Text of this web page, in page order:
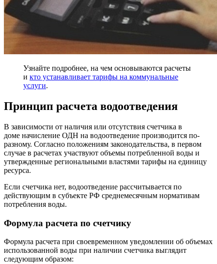
Узнайте подробнее, на чем основываются расчеты
и кто устанавливает тарифы на коммунальные
услуги.
Принцип расчета водоотведения
В зависимости от наличия или отсутствия счетчика в
доме начисление ОДН на водоотведение производится по-
разному. Согласно положениям законодательства, в первом
случае в расчетах участвуют объемы потребленной воды и
утвержденные региональными властями тарифы на единицу
ресурса.
Если счетчика нет, водоотведение рассчитывается по
действующим в субъекте РФ среднемесячным нормативам
потребления воды.
Формула расчета по счетчику
Формула расчета при своевременном уведомлении об объемах
использованной воды при наличии счетчика выглядит
следующим образом: